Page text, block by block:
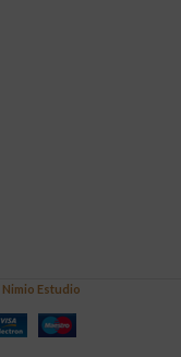
Nimio Estudio